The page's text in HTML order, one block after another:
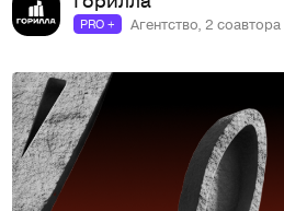
PRO + Агентство, 2 соавтора